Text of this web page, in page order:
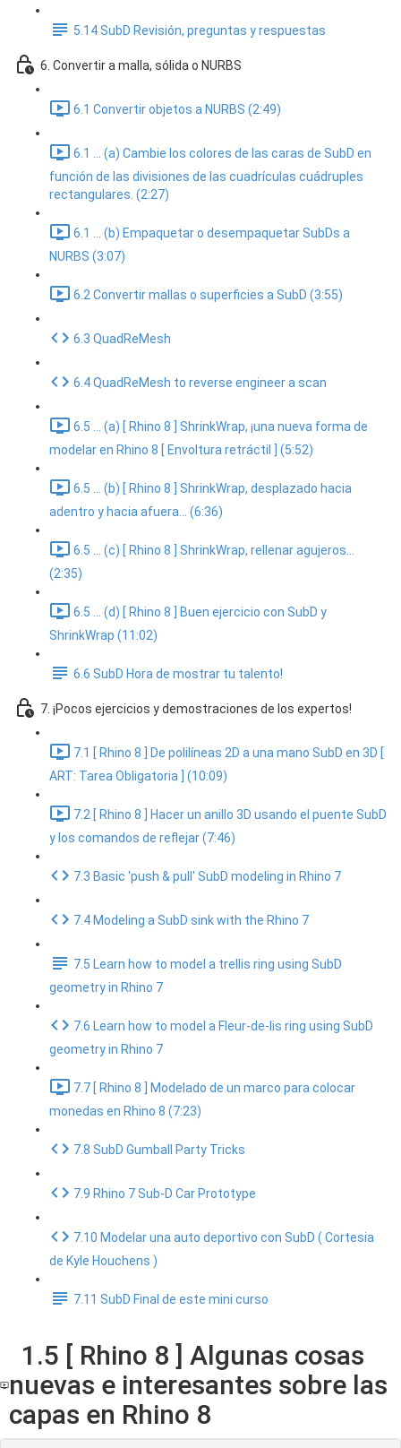
5.14 SubD Revisión, preguntas y respuestas
6. Convertir a malla, sólida o NURBS
6.1 Convertir objetos a NURBS (2:49)
6.1 ... (a) Cambie los colores de las caras de SubD en
función de las divisiones de las cuadrículas cuádruples
rectangulares. (2:27)
6.1 ... (b) Empaquetar o desempaquetar SubDs a
NURBS (3:07)
6.2 Convertir mallas o superficies a SubD (3:55)
6.3 QuadReMesh
6.4 QuadReMesh to reverse engineer a scan
6.5 ... (a) [ Rhino 8 ] ShrinkWrap, ¡una nueva forma de
modelar en Rhino 8 [ Envoltura retráctil ] (5:52)
6.5 ... (b) [ Rhino 8 ] ShrinkWrap, desplazado hacia
adentro y hacia afuera... (6:36)
6.5 ... (c) [ Rhino 8 ] ShrinkWrap, rellenar agujeros...
(2:35)
6.5 ... (d) [ Rhino 8 ] Buen ejercicio con SubD y
ShrinkWrap (11:02)
6.6 SubD Hora de mostrar tu talento!
7. ¡Pocos ejercicios y demostraciones de los expertos!
7.1 [ Rhino 8 ] De polilíneas 2D a una mano SubD en 3D [
ART: Tarea Obligatoria ] (10:09)
7.2 [ Rhino 8 ] Hacer un anillo 3D usando el puente SubD
y los comandos de reflejar (7:46)
7.3 Basic 'push & pull' SubD modeling in Rhino 7
7.4 Modeling a SubD sink with the Rhino 7
7.5 Learn how to model a trellis ring using SubD
geometry in Rhino 7
7.6 Learn how to model a Fleur-de-lis ring using SubD
geometry in Rhino 7
7.7 [ Rhino 8 ] Modelado de un marco para colocar
monedas en Rhino 8 (7:23)
7.8 SubD Gumball Party Tricks
7.9 Rhino 7 Sub-D Car Prototype
7.10 Modelar una auto deportivo con SubD ( Cortesia
de Kyle Houchens )
7.11 SubD Final de este mini curso
1.5 [ Rhino 8 ] Algunas cosas
nuevas e interesantes sobre las
capas en Rhino 8